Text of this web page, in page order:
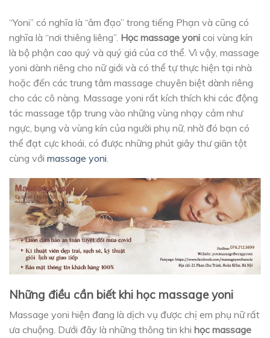
“Yoni” có nghĩa là “âm đạo” trong tiếng Phạn và cũng có
nghĩa là “nơi thiêng liêng”. Học massage yoni coi vùng kín
là bộ phận cao quý và quý giá của cơ thể. Vì vậy, massage
yoni dành riêng cho nữ giới và có thể tự thực hiện tại nhà
hoặc đến các trung tâm massage chuyên biệt dành riêng
cho các cô nàng. Massage yoni rất kích thích khi các động
tác massage tập trung vào những vùng nhạy cảm như
ngực, bụng và vùng kín của người phụ nữ, nhờ đó bạn có
thể đạt cực khoái, có được những phút giây thư giãn tột
cùng với massage yoni
Những điều cần biết khi học massage yoni
Massage yoni hiện đang là dịch vụ được chị em phụ nữ rất
ưa chuộng. Dưới đây là những thông tin khi học massage